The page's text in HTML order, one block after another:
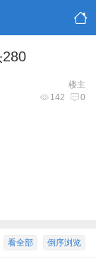
楼主
142 0
倒序浏览
看全部